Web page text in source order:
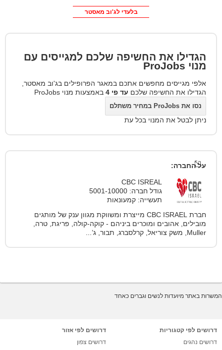
בלעדי לג'וב מאסטר
הגדילו את החשיפה שלכם למגייסים עם
מנוי ProJobs
אלפי מגייסים מחפשים אתכם במאגר הפרופילים בג'וב מאסטר,
הגדילו את החשיפה שלכם עד פי 4 באמצעות מנוי ProJobs
נסו את ProJobs במחיר משתלם
ניתן לבטל את המנוי בכל עת
על החברה:
CBC ISREAL
גודל חברה: 5001-10000
תעשייה: קמעונאות
חברת CBC ISRAEL מייצרת ומשווקת מגוון ענק של מותגים
מובילים, אהובים ומוכרים ביניהם - קוקה-קולה, פריגת, טרה,
Muller, משק צוריאל, קרלסברג, תבור, ג’...
המשרות באתר מיועדות לנשים וגברים כאחד
דרושים לפי קטגוריות
דרושים נהגים
דרושים לפי אזור
דרושים צפון